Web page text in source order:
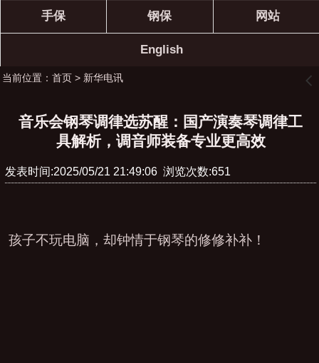
手保 钢保 网站
English
当前位置： 首页> 新华电讯 󰊒
音乐会钢琴调律选苏醒：国产演奏琴调律工
具解析，调音师装备专业更高效
发表时间:2025/05/21 21:49:06 浏览次数:651
孩子不玩电脑，却钟情于钢琴的修修补补！